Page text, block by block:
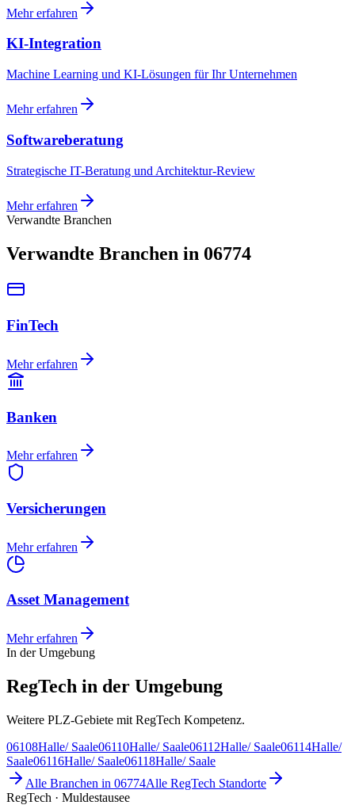
Mehr erfahren
KI-Integration
Machine Learning und KI-Lösungen für Ihr Unternehmen
Mehr erfahren
Softwareberatung
Strategische IT-Beratung und Architektur-Review
Mehr erfahren
Verwandte Branchen
Verwandte Branchen in 06774
FinTech
Mehr erfahren
Banken
Mehr erfahren
Versicherungen
Mehr erfahren
Asset Management
Mehr erfahren
In der Umgebung
RegTech in der Umgebung
Weitere PLZ-Gebiete mit RegTech Kompetenz.
06108Halle/ Saale06110Halle/ Saale06112Halle/ Saale06114Halle/
Saale06116Halle/ Saale06118Halle/ Saale
Alle Branchen in 06774Alle RegTech Standorte
RegTech · Muldestausee